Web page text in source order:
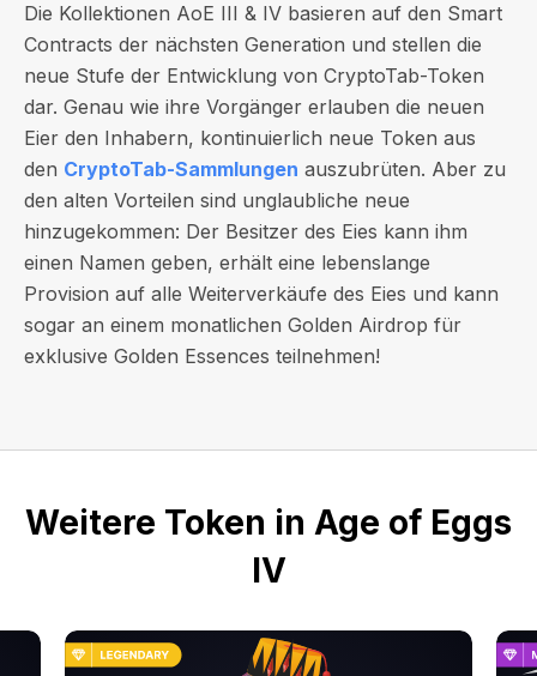
Die Kollektionen AoE III & IV basieren auf den Smart
Contracts der nächsten Generation und stellen die
neue Stufe der Entwicklung von CryptoTab-Token
dar. Genau wie ihre Vorgänger erlauben die neuen
Eier den Inhabern, kontinuierlich neue Token aus
den CryptoTab-Sammlungen auszubrüten. Aber zu
den alten Vorteilen sind unglaubliche neue
hinzugekommen: Der Besitzer des Eies kann ihm
einen Namen geben, erhält eine lebenslange
Provision auf alle Weiterverkäufe des Eies und kann
sogar an einem monatlichen Golden Airdrop für
exklusive Golden Essences teilnehmen!
Weitere Token in Age of Eggs
IV